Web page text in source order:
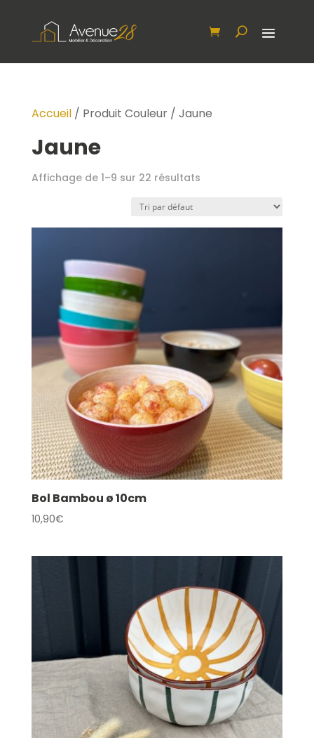
Accueil/ Produit Couleur / Jaune
Jaune
Affichage de 1–9 sur 22 résultats
Bol Bambou ø 10cm
10,90€